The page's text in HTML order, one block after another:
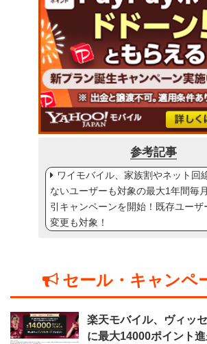
参考記事
ワイモバイル、家族割やネット回
ないユーザーも対象の最大1年間毎
引キャンペーンを開始！既存ユーザ
変更も対象！
セール・キャンペ
楽天モバイル、ヴィッ
に最大14000ポイント